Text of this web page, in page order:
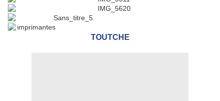
TOUTCHE